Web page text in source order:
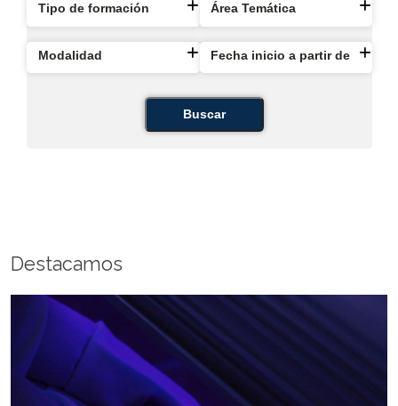
Tipo de formación Área Temática
Modalidad Fecha inicio a partir de
Buscar
Destacamos